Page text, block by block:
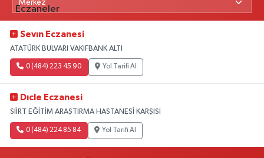
Sevın Eczanesi
ATATÜRK BULVARI VAKIFBANK ALTI
0 (484) 223 45 90 Yol Tarifi Al
Dıcle Eczanesi
SİİRT EĞİTİM ARAŞTIRMA HASTANESİ KARŞISI
0 (484) 224 85 84 Yol Tarifi Al